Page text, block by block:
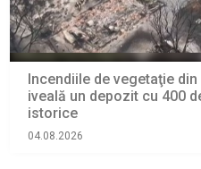
Incendiile de vegetaţie
iveală un depozit cu 400
istorice
04.08.2026